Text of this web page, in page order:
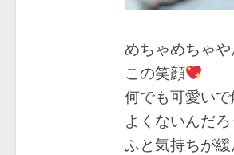
めちゃめちゃ
この笑顔
何でも可愛い
よくないんだ
ふと気持ちが